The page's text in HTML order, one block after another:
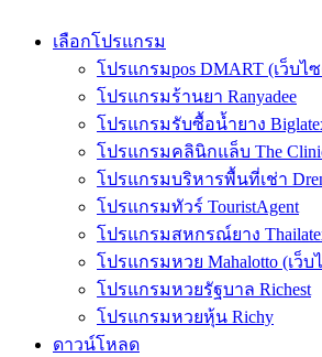
เลือกโปรแกรม
โปรแกรมpos DMART (เว็บไ
โปรแกรมร้านยา Ranyadee
โปรแกรมรับซื้อน้ำยาง
โปรแกรมคลินิกแล็บ The
โปรแกรมบริหารพื้นที่เช่า
โปรแกรมทัวร์ TouristAgent
โปรแกรมสหกรณ์ยาง
โปรแกรมหวย Mahalotto (เว็
โปรแกรมหวยรัฐบาล Richest
โปรแกรมหวยหุ้น Richy
ดาวน์โหลด